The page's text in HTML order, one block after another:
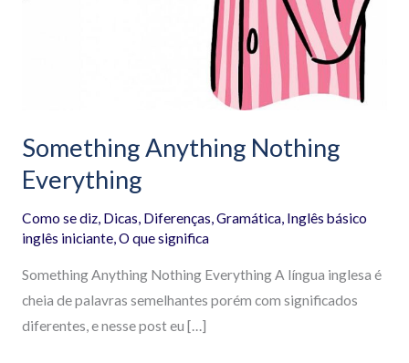
Something Anything Nothing
Everything
Como se diz, Dicas, Diferenças,Gramática, Inglês básico
inglês iniciante,O que significa
Something Anything Nothing Everything A língua inglesa é
cheia de palavras semelhantes porém com significados
diferentes, e nesse post eu […]